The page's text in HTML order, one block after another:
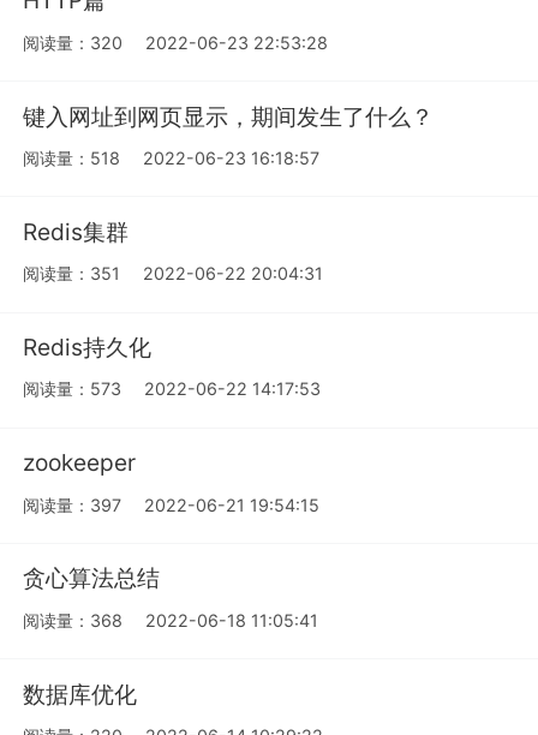
阅读量：320 2022-06-23 22:53:28
键入网址到网页显示，期间发生了什么？
阅读量：518 2022-06-23 16:18:57
Redis集群
阅读量：351 2022-06-22 20:04:31
Redis持久化
阅读量：573 2022-06-22 14:17:53
zookeeper
阅读量：397 2022-06-21 19:54:15
贪心算法总结
阅读量：368 2022-06-18 11:05:41
数据库优化